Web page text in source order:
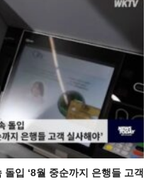
입 ‘8월 중순까지 은행들 고객